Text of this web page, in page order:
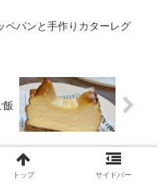
ペパンと手作りカターレグ
飯
トップ サイドバー